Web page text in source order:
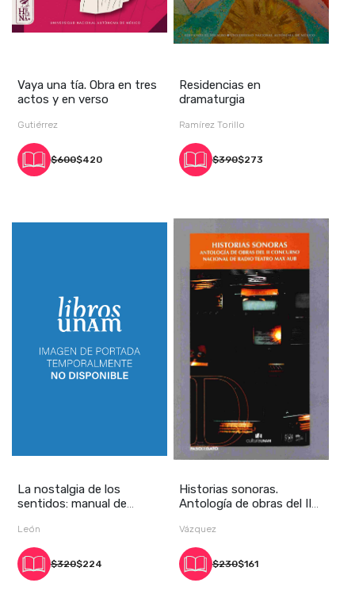
Vaya una tía. Obra en tres
actos y en verso
Gutiérrez
$600$420
Residencias en
dramaturgia
Ramírez Torillo
$390$273
La nostalgia de los
sentidos: manual de
León
$320$224
Historias sonoras.
Antología de obras del II
Vázquez
$230$161